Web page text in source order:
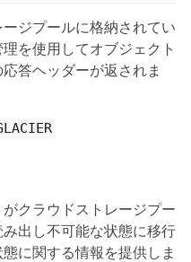
ジプールに格納されてい
を使用してオブジェクト
答ヘッダーが返されま
クラウドストレージプー
出し不可能な状態に移行
に関する情報を提供しま